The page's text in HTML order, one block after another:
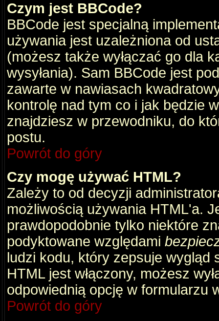
Czym jest BBCode?
BBCode jest specjalną
używania jest uzależniona od
(możesz także wyłączać go dla
wysyłania). Sam BBCode jest
zawarte w nawiasach
kontrolę nad tym co i jak będzie
znajdziesz w przewodniku, do
postu.
Powrót do góry
Czy mogę używać HTML?
Zależy to od decyzji
możliwością używania HTML'a.
prawdopodobnie tylko niektóre
podyktowane względami
ludzi kodu, który zepsuje wygląd
HTML jest włączony, możesz
odpowiednią opcję w formularzu
Powrót do góry